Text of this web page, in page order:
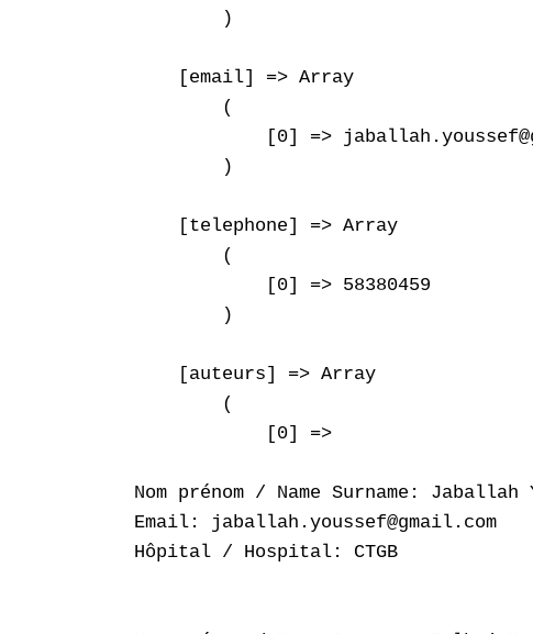
        )
    [email] => Array
        (
[0] =>
        )
    [telephone] => Array
        (
            [0] => 58380459
        )
    [auteurs] => Array
        (
            [0] =>
Nom prénom / Name Surname: Jaballah
Email: jaballah.youssef@gmail.com
Hôpital / Hospital: CTGB